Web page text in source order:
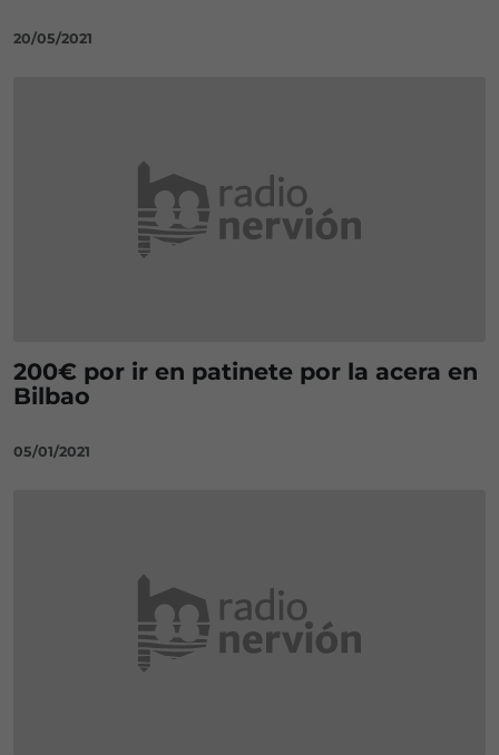
20/05/2021
200€ por ir en patinete por la acera en
Bilbao
05/01/2021